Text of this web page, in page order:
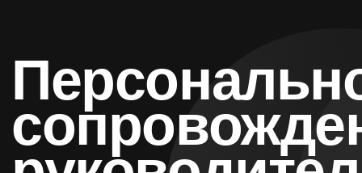
[Формат]
Персональный формат
работы, в котором Марина
Пичугина выступает в роли
советника